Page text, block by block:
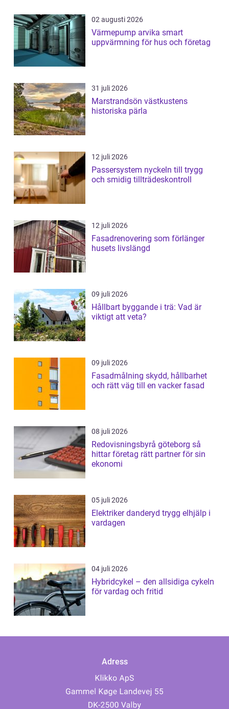
02 augusti 2026
Värmepump arvika smart
uppvärmning för hus och företag
31 juli 2026
Marstrandsön västkustens
historiska pärla
12 juli 2026
Passersystem nyckeln till trygg
och smidig tillträdeskontroll
12 juli 2026
Fasadrenovering som förlänger
husets livslängd
09 juli 2026
Hållbart byggande i trä: Vad är
viktigt att veta?
09 juli 2026
Fasadmålning skydd, hållbarhet
och rätt väg till en vacker fasad
08 juli 2026
Redovisningsbyrå göteborg så
hittar företag rätt partner för sin
ekonomi
05 juli 2026
Elektriker danderyd trygg elhjälp i
vardagen
04 juli 2026
Hybridcykel – den allsidiga cykeln
för vardag och fritid
Adress